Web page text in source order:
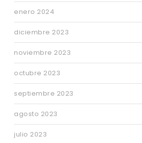
enero 2024
diciembre 2023
noviembre 2023
octubre 2023
septiembre 2023
agosto 2023
julio 2023